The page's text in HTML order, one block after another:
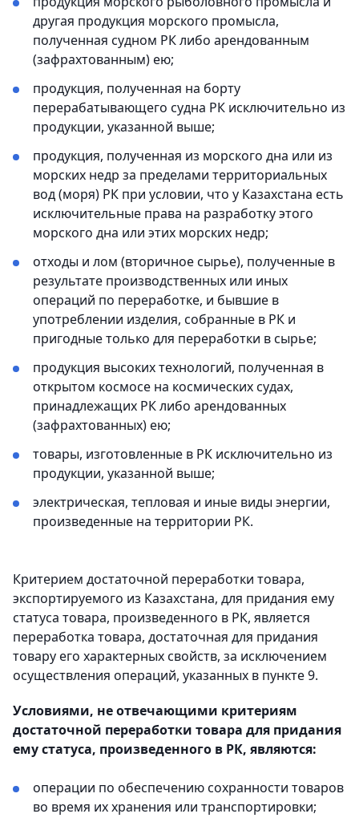
другая продукция морского промысла,
полученная судном РК либо арендованным
(зафрахтованным) ею;
продукция, полученная на борту
перерабатывающего судна РК исключительно из
продукции, указанной выше;
продукция, полученная из морского дна или из
морских недр за пределами территориальных
вод (моря) РК при условии, что у Казахстана есть
исключительные права на разработку этого
морского дна или этих морских недр;
отходы и лом (вторичное сырье), полученные в
результате производственных или иных
операций по переработке, и бывшие в
употреблении изделия, собранные в РК и
пригодные только для переработки в сырье;
продукция высоких технологий, полученная в
открытом космосе на космических судах,
принадлежащих РК либо арендованных
(зафрахтованных) ею;
товары, изготовленные в РК исключительно из
продукции, указанной выше;
электрическая, тепловая и иные виды энергии,
произведенные на территории РК.
Критерием достаточной переработки товара,
экспортируемого из Казахстана, для придания ему
статуса товара, произведенного в РК, является
переработка товара, достаточная для придания
товару его характерных свойств, за исключением
осуществления операций, указанных в пункте 9.
Условиями, не отвечающими критериям
достаточной переработки товара для придания
ему статуса, произведенного в РК, являются:
операции по обеспечению сохранности товаров
во время их хранения или транспортировки;